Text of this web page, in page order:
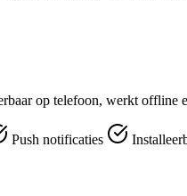
op telefoon, werkt offline
Push notificaties